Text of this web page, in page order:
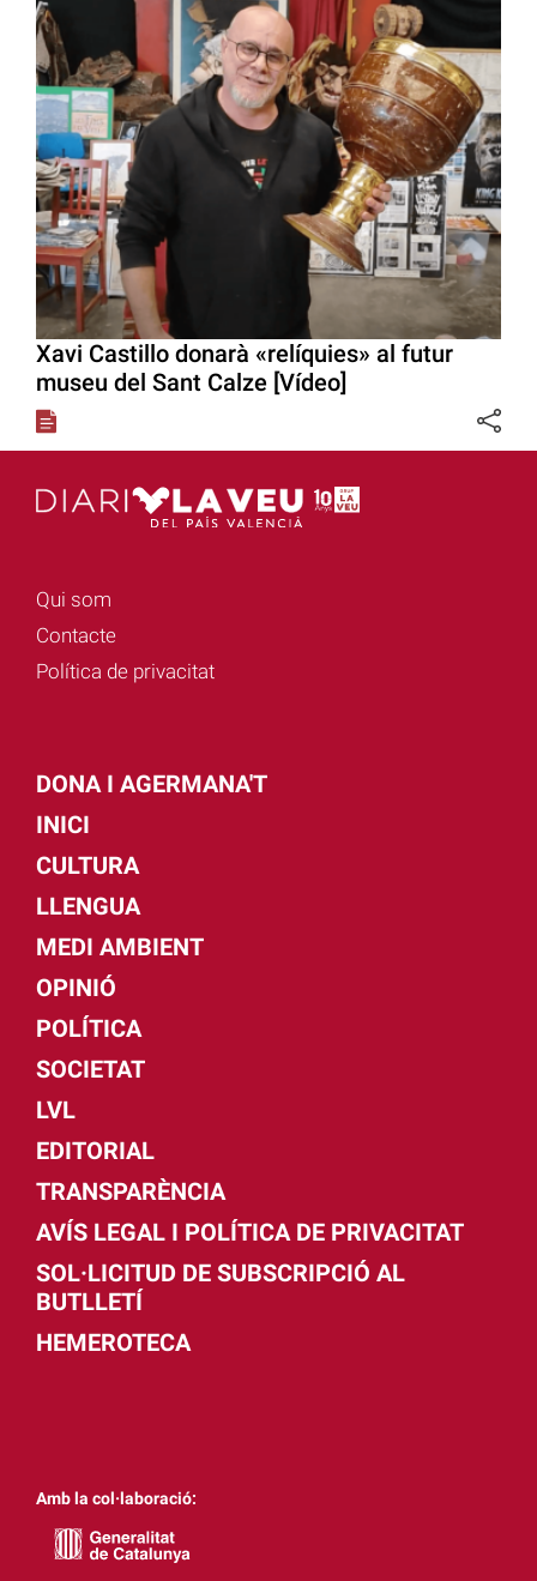
Xavi Castillo donarà «relíquies» al futur
museu del Sant Calze [Vídeo]
Qui som
Contacte
Política de privacitat
DONA I AGERMANA'T
INICI
CULTURA
LLENGUA
MEDI AMBIENT
OPINIÓ
POLÍTICA
SOCIETAT
LVL
EDITORIAL
TRANSPARÈNCIA
AVÍS LEGAL I POLÍTICA DE PRIVACITAT
SOL·LICITUD DE SUBSCRIPCIÓ AL
BUTLLETÍ
HEMEROTECA
Amb la col·laboració: